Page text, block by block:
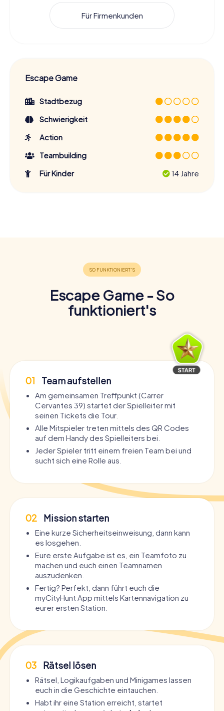
Für Firmenkunden
Escape Game
Stadtbezug
Schwierigkeit
Action
Teambuilding
Für Kinder
14 Jahre
Escape Game - So
funktioniert's
01 Team aufstellen
Am gemeinsamen Treffpunkt (Carrer
Cervantes 39) startet der Spielleiter mit
seinen Tickets die Tour.
Alle Mitspieler treten mittels des QR Codes
auf dem Handy des Spielleiters bei.
Jeder Spieler tritt einem freien Team bei und
sucht sich eine Rolle aus.
02 Mission starten
Eine kurze Sicherheitseinweisung, dann kann
es losgehen.
Eure erste Aufgabe ist es, ein Teamfoto zu
machen und euch einen Teamnamen
auszudenken.
Fertig? Perfekt, dann führt euch die
myCityHunt App mittels Kartennavigation zu
eurer ersten Station.
03 Rätsel lösen
Rätsel, Logikaufgaben und Minigames lassen
euch in die Geschichte eintauchen.
Habt ihr eine Station erreicht, startet